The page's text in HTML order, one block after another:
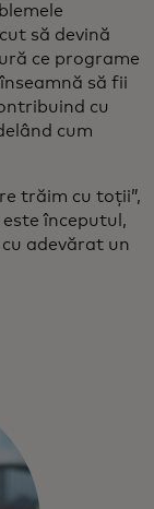
să devină
ce programe
să fii
cu
cum
trăim cu toții”,
începutul,
adevărat un